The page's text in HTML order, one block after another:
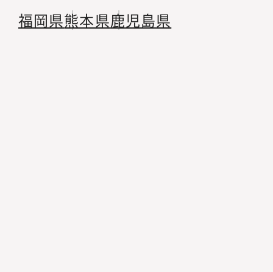
福岡県熊本県鹿児島県